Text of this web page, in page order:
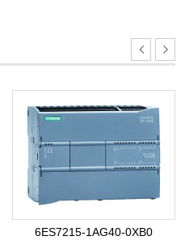
6ES7215-1AG40-0XB0